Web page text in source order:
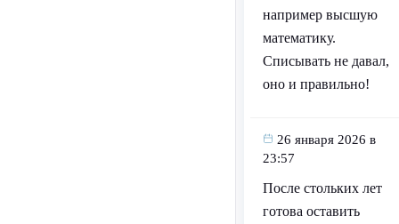
например высшую
математику.
Списывать не давал,
оно и правильно!
26 января 2026 в
23:57
После стольких лет
готова оставить